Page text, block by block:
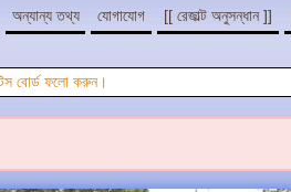
অন্যান্য তথ্য যোগাযোগ [[ রেজাল্ট অনুসন্ধান ]]